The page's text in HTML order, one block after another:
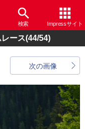
検索 Impressサイト
ース(44/54)
次の画像